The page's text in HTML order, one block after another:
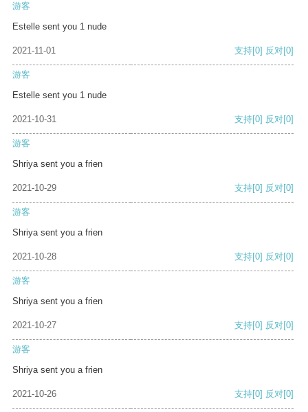
游客
Estelle sent you 1 nude
2021-11-01 支持[0] 反对[0]
游客
Estelle sent you 1 nude
2021-10-31 支持[0] 反对[0]
游客
Shriya sent you a frien
2021-10-29 支持[0] 反对[0]
游客
Shriya sent you a frien
2021-10-28 支持[0] 反对[0]
游客
Shriya sent you a frien
2021-10-27 支持[0] 反对[0]
游客
Shriya sent you a frien
2021-10-26 支持[0] 反对[0]